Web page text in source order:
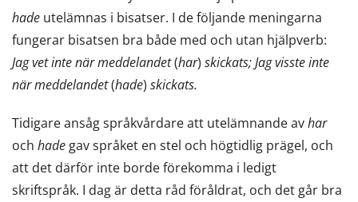
hade utelämnas i bisatser. I de följande meningarna
fungerar bisatsen bra både med och utan hjälpverb:
Jag vet inte när meddelandet(har) skickats; Jag visste inte
när meddelandet(hade) skickats.
Tidigare ansåg språkvårdare att utelämnande avhar
och hade gav språket en stel och högtidlig prägel, och
att det därför inte borde förekomma i ledigt
skriftspråk. I dag är detta råd föråldrat, och det går bra